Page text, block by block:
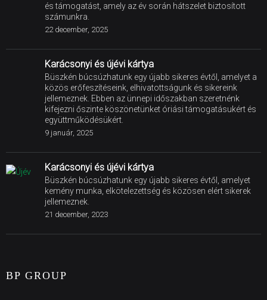
és támogatást, amely az év során hátszelet biztosított
számunkra.
22 december, 2025
Karácsonyi és újévi kártya
Büszkén búcsúzhatunk egy újabb sikeres évtől, amelyet a
közös erőfeszítéseink, elhivatottságunk és sikereink
jellemeznek. Ebben az ünnepi időszakban szeretnénk
kifejezni őszinte köszönetünket óriási támogatásukért és
együttműködésükért.
9 január, 2025
Karácsonyi és újévi kártya
Büszkén búcsúzhatunk egy újabb sikeres évtől, amelyet
kemény munka, elkötelezettség és közösen elért sikerek
jellemeznek.
21 december, 2023
BP GROUP